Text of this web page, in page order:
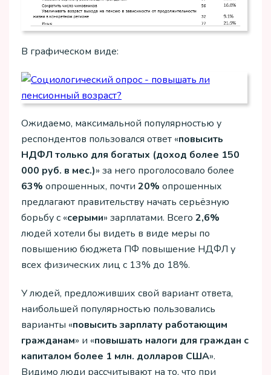
В графическом виде:
Ожидаемо, максимальной популярностью у
респондентов пользовался ответ «повысить
НДФЛ только для богатых (доход более 150
000 руб. в мес.)» за него проголосовало более
63% опрошенных, почти 20% опрошенных
предлагают правительству начать серьёзную
борьбу с «серыми» зарплатами. Всего 2,6%
людей хотели бы видеть в виде меры по
повышению бюджета ПФ повышение НДФЛ у
всех физических лиц с 13% до 18%.
У людей, предложивших свой вариант ответа,
наибольшей популярностью пользовались
варианты «повысить зарплату работающим
гражданам» и «повышать налоги для граждан с
капиталом более 1 млн. долларов США».
Видимо люди рассчитывают на то, что при